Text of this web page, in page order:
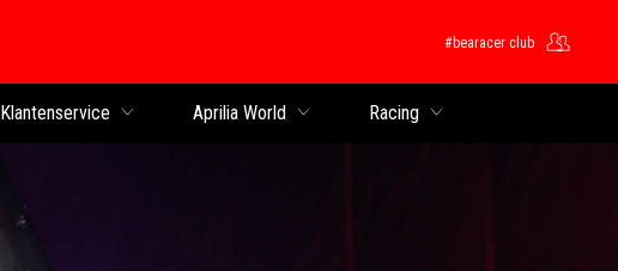
#bearacer club
Klantenservice Aprilia World Racing